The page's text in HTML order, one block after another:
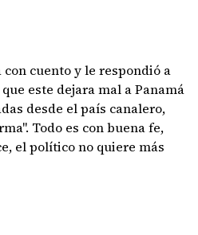
con cuento y le respondió a
este dejara mal a Panamá
desde el país canalero,
Todo es con buena fe,
el político no quiere más